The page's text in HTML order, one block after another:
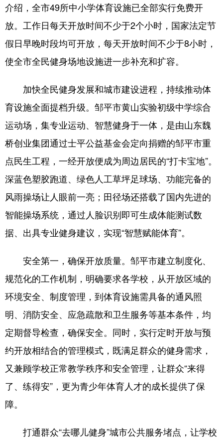
会展 彩票 时尚
亚太网 上市公司 投教基地
地方频道
政事 文旅 社会民生 山东产经
文娱 融媒秀 地市 科教
健康 微视齐鲁
多语种频道
English Español Français
Русский язык 日本語 한국어
Deutsch Português
介绍，全市49所中小学体育设施已全部实行免费开
放。工作日每天开放时间不少于2个小时，国家法定节
假日早晚时段均可开放，每天开放时间不少于8小时，
使全市全民健身场地设施进一步补充和扩容。
加快全民健身发展和城市建设进程，持续推动体
育设施全面提档升级。邹平市黄山实验初级中学综合
运动场，集专业运动、智慧健身于一体，是由山东魏
桥创业集团通过士平公益基金会定向捐赠的邹平市重
点民生工程，一经开放便成为周边居民的“打卡宝地”。
深蓝色塑胶跑道、绿色人工草坪足球场、功能完备的
风雨操场让人眼前一亮；田径场还搭载了国内先进的
智能操场系统，通过人脸识别即可生成体能测试数
据、出具专业健身建议，实现“智慧赋能体育”。
安全第一，确保开放质量。邹平市建立制度化、
规范化的工作机制，明确要求各学校，从开放区域的
环境安全、制度管理，到体育设施需具备的通风照
明、消防安全、应急疏散和卫生服务等基本条件，均
定期督导检查，确保安全。同时，实行定时开放与预
约开放相结合的管理模式，既满足群众的健身需求，
又兼顾学校正常教学秩序和安全管理，让群众“来得
了、练得安”，更为青少年体育人才的成长提供了保
障。
打通群众“去哪儿健身”城市公共服务堵点，让学校